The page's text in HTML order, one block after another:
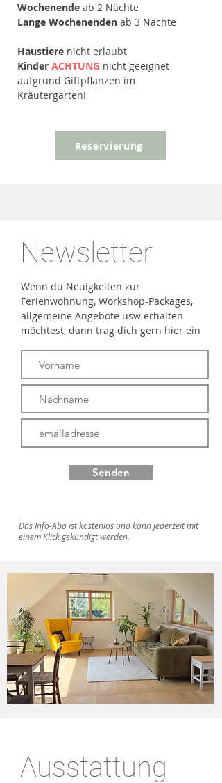
Wochenende ab 2 Nächte
Lange Wochenenden ab 3 Nächte
Haustiere nicht erlaubt
Kinder ACHTUNG nicht geeignet
aufgrund Giftpflanzen im
Kräutergarten!
Reservierung
Newsletter
Wenn du Neuigkeiten zur
Ferienwohnung, Workshop-Packages,
allgemeine Angebote usw erhalten
möchtest, dann trag dich gern hier ein
Senden
Das Info-Abo ist kostenlos und kann jederzeit mit
einem Klick gekündigt werden.
Ausstattung